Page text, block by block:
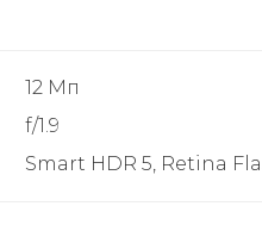
12 Мп
f/1.9
Smart HDR 5, Retina